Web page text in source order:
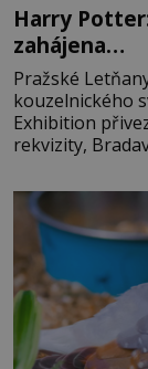
Harry
zahájena…
Pražské
kouzelnického
Exhibition
rekvizity,